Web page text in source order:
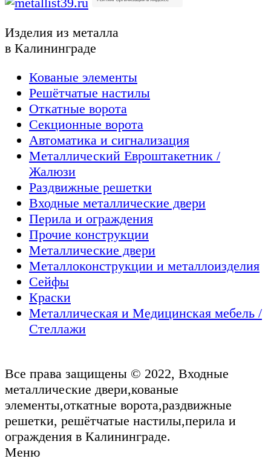
Изделия из металла
в Калининграде
Кованые элементы
Решётчатые настилы
Откатные ворота
Секционные ворота
Автоматика и сигнализация
Металлический Евроштакетник /
Жалюзи
Раздвижные решетки
Входные металлические двери
Перила и ограждения
Прочие конструкции
Металлические двери
Металлоконструкции и металлоизделия
Сейфы
Краски
Металлическая и Медицинская мебель /
Стеллажи
Все права защищены © 2022, Входные
металлические двери,кованые
элементы,откатные ворота,раздвижные
решетки, решётчатые настилы,перила и
ограждения в Калининграде.
Меню